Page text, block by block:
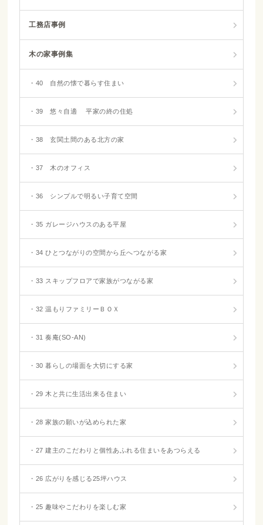
工務店事例
木の家事例集
・40 自然の懐で暮らす住まい
・39 悠々自適 平家の終の住処
・38 玄関土間のある北方の家
・37 木のオフィス
・36 シンプルで明るい子育て空間
・35 ガレージハウスのある平屋
・34 ひとつながりの空間から丘へつながる家
・33 スキップフロアで家族がつながる家
・32 温もりファミリーＢＯＸ
・31 奏庵(SO-AN)
・30 暮らしの場面を大切にする家
・29 木と共に生活出来る住まい
・28 家族の願いが込められた家
・27 建主のこだわりと個性あふれる住まいをあつらえる
・26 広がりを感じる25坪ハウス
・25 趣味やこだわりを楽しむ家